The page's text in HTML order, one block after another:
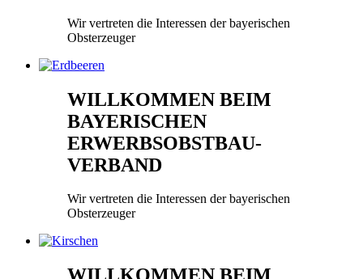
Wir vertreten die Interessen der bayerischen
Obsterzeuger
WILLKOMMEN BEIM
BAYERISCHEN
ERWERBSOBSTBAU-
VERBAND
Wir vertreten die Interessen der bayerischen
Obsterzeuger